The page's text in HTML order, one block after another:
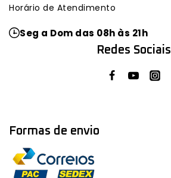
Horário de Atendimento
Seg a Dom das 08h às 21h
Redes Sociais
Formas de envio